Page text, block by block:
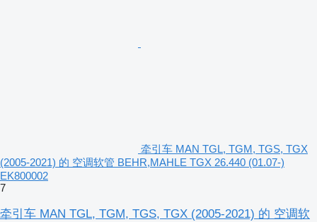
牵引车 MAN TGL, TGM, TGS, TGX
(2005-2021) 的 空调软管 BEHR,MAHLE TGX 26.440 (01.07-)
EK800002
7
牵引车 MAN TGL, TGM, TGS, TGX (2005-2021) 的 空调软